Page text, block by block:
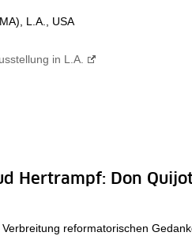
L.A., USA
in L.A.
Hertrampf: Don
reformatorischen